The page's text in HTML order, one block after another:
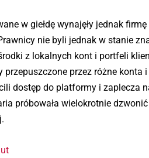
w giełdę wynajęły jednak
nie byli jednak w stanie
z lokalnych kont i portfeli
przepuszczone przez różne
dostęp do platformy i zaplecza
próbowała wielokrotnie